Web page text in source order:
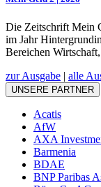
Die Zeitschrift Mein
im Jahr
Bereichen
zur Ausgabe | alle
UNSERE PARTNER
Acatis
AfW
AXA
Barmenia
BDAE
BNP Paribas